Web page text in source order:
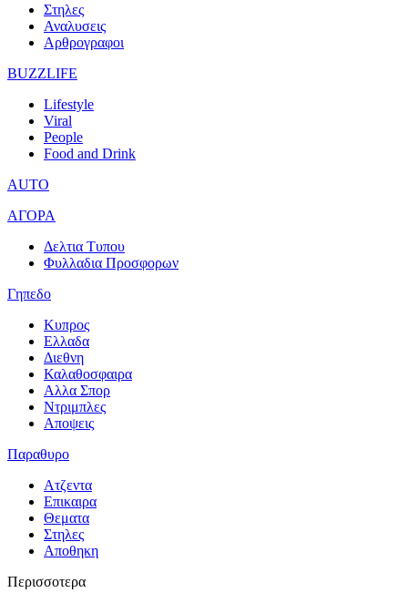
Στηλες
Αναλυσεις
Αρθρογραφοι
BUZZLIFE
Lifestyle
Viral
People
Food and Drink
AUTO
ΑΓΟΡΑ
Δελτια Τυπου
Φυλλαδια Προσφορων
Γηπεδο
Κυπρος
Ελλαδα
Διεθνη
Καλαθοσφαιρα
Αλλα Σπορ
Ντριμπλες
Αποψεις
Παραθυρο
Ατζεντα
Επικαιρα
Θεματα
Στηλες
Αποθηκη
Περισσοτερα